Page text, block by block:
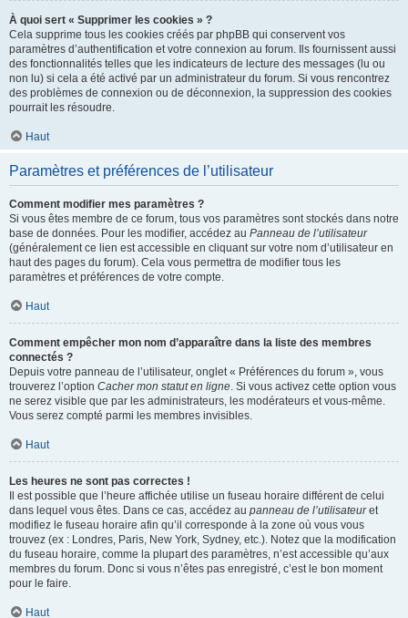
À quoi sert « Supprimer les cookies » ?
Cela supprime tous les cookies créés par phpBB qui conservent vos
paramètres d’authentification et votre connexion au forum. Ils fournissent aussi
des fonctionnalités telles que les indicateurs de lecture des messages (lu ou
non lu) si cela a été activé par un administrateur du forum. Si vous rencontrez
des problèmes de connexion ou de déconnexion, la suppression des cookies
pourrait les résoudre.
Haut
Paramètres et préférences de l’utilisateur
Comment modifier mes paramètres ?
Si vous êtes membre de ce forum, tous vos paramètres sont stockés dans notre
base de données. Pour les modifier, accédez au Panneau de l’utilisateur
(généralement ce lien est accessible en cliquant sur votre nom d’utilisateur en
haut des pages du forum). Cela vous permettra de modifier tous les
paramètres et préférences de votre compte.
Haut
Comment empêcher mon nom d’apparaître dans la liste des membres
connectés ?
Depuis votre panneau de l’utilisateur, onglet « Préférences du forum », vous
trouverez l’option Cacher mon statut en ligne. Si vous activez cette option vous
ne serez visible que par les administrateurs, les modérateurs et vous-même.
Vous serez compté parmi les membres invisibles.
Haut
Les heures ne sont pas correctes !
Il est possible que l’heure affichée utilise un fuseau horaire différent de celui
dans lequel vous êtes. Dans ce cas, accédez au panneau de l’utilisateuret
modifiez le fuseau horaire afin qu’il corresponde à la zone où vous vous
trouvez (ex : Londres, Paris, New York, Sydney, etc.). Notez que la modification
du fuseau horaire, comme la plupart des paramètres, n’est accessible qu’aux
membres du forum. Donc si vous n’êtes pas enregistré, c’est le bon moment
pour le faire.
Haut